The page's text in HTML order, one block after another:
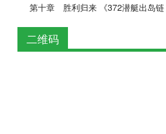
第十章 胜利归来 《372潜艇出岛链
二维码